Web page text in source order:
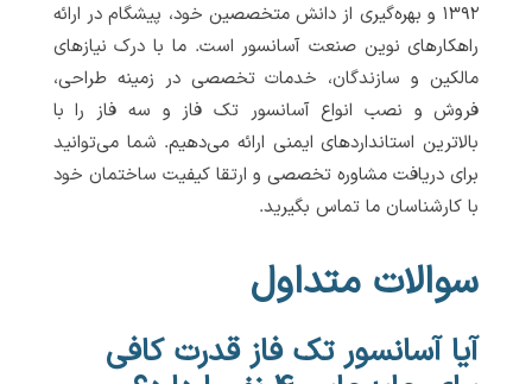
۱۳۹۲ و بهره‌گیری از دانش متخصصین خود، پیشگام در ارائه
راهکارهای نوین صنعت آسانسور است. ما با درک نیازهای
مالکین و سازندگان، خدمات تخصصی در زمینه طراحی،
فروش و نصب انواع آسانسور تک فاز و سه فاز را با
بالاترین استانداردهای ایمنی ارائه می‌دهیم. شما می‌توانید
برای دریافت مشاوره تخصصی و ارتقا کیفیت ساختمان خود
با کارشناسان ما تماس بگیرید.
سوالات متداول
آیا آسانسور تک فاز قدرت کافی